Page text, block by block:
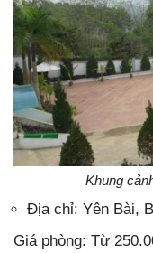
Khung
Địa chỉ: Yên Bài,
Giá phòng: Từ